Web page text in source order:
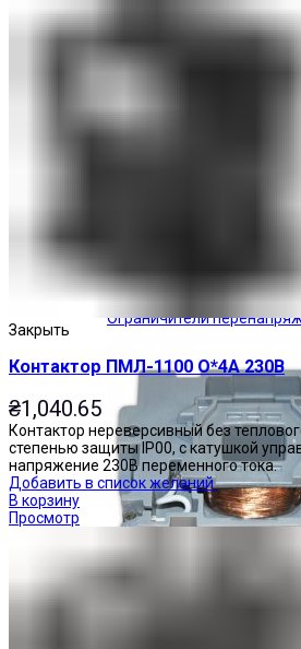
Ограничители
Закрыть
Контактор ПМЛ-1100 О*4А 230В
₴1,040.65
Контактор нереверсивный без
степенью защиты IP00, с катушкой
напряжение 230В переменного тока.
Добавить в список желаний
В корзину
Просмотр